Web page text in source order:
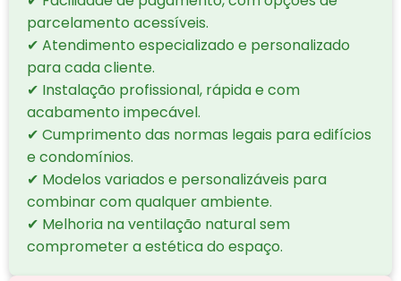
parcelamento acessíveis.
✔ Atendimento especializado e personalizado
para cada cliente.
✔ Instalação profissional, rápida e com
acabamento impecável.
✔ Cumprimento das normas legais para edifícios
e condomínios.
✔ Modelos variados e personalizáveis para
combinar com qualquer ambiente.
✔ Melhoria na ventilação natural sem
comprometer a estética do espaço.